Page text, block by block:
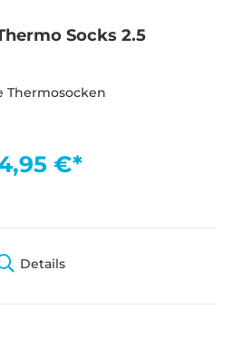
Socks 2.5
Thermosocken
€*
Details